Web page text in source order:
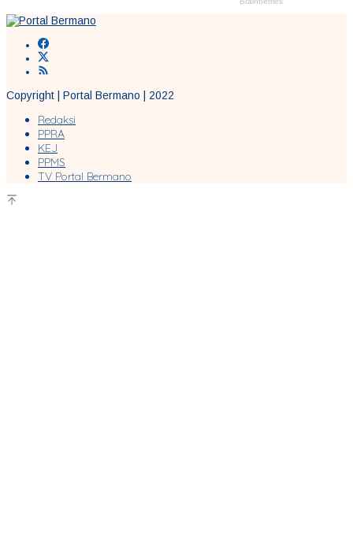
Copyright | Portal Bermano | 2022
Redaksi
PPRA
KEJ
PPMS
TV Portal Bermano